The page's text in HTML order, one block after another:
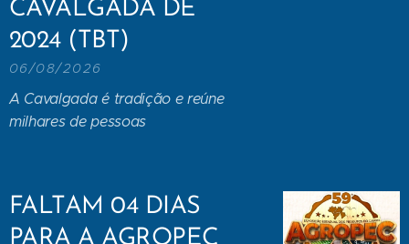
CAVALGADA DE
2024 (TBT)
06/08/2026
A Cavalgada é tradição e reúne
milhares de pessoas
FALTAM 04 DIAS
PARA A AGROPEC